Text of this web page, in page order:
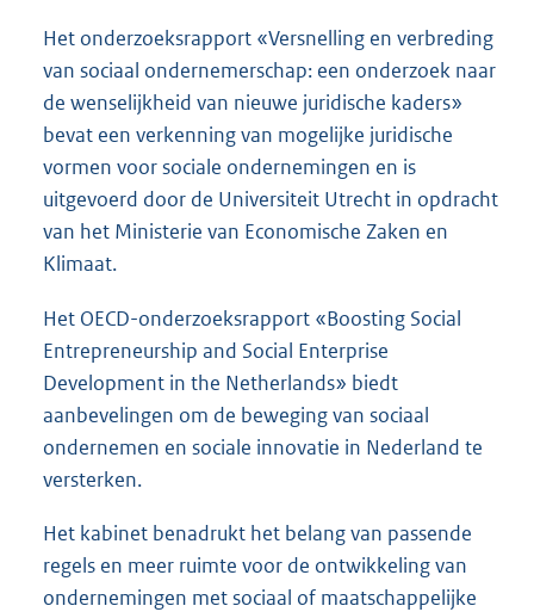
Het onderzoeksrapport «Versnelling en verbreding
van sociaal ondernemerschap: een onderzoek naar
de wenselijkheid van nieuwe juridische kaders»
bevat een verkenning van mogelijke juridische
vormen voor sociale ondernemingen en is
uitgevoerd door de Universiteit Utrecht in opdracht
van het Ministerie van Economische Zaken en
Klimaat.
Het OECD-onderzoeksrapport «Boosting Social
Entrepreneurship and Social Enterprise
Development in the Netherlands» biedt
aanbevelingen om de beweging van sociaal
ondernemen en sociale innovatie in Nederland te
versterken.
Het kabinet benadrukt het belang van passende
regels en meer ruimte voor de ontwikkeling van
ondernemingen met sociaal of maatschappelijke